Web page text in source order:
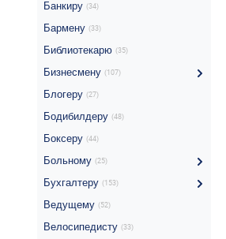
Банкиру (34)
Бармену (33)
Библиотекарю (35)
Бизнесмену (107)
Блогеру (27)
Бодибилдеру (48)
Боксеру (44)
Больному (25)
Бухгалтеру (153)
Ведущему (52)
Велосипедисту (33)